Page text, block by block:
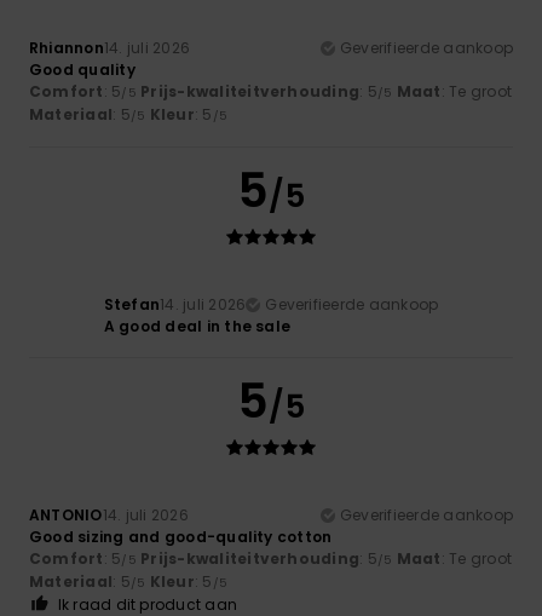
Rhiannon14. juli 2026
Geverifieerde aankoop
Good quality
Comfort: 5/5 Prijs-kwaliteitverhouding: 5/5 Maat: Te groot
Materiaal: 5/5 Kleur: 5 /5
5/5
Stefan14. juli 2026
Geverifieerde aankoop
A good deal in the sale
5/5
ANTONIO14. juli 2026
Geverifieerde aankoop
Good sizing and good-quality cotton
Comfort: 5/5 Prijs-kwaliteitverhouding: 5/5 Maat: Te groot
Materiaal: 5/5 Kleur: 5 /5
Ik raad dit product aan